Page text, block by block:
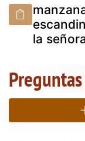
la
Preguntas